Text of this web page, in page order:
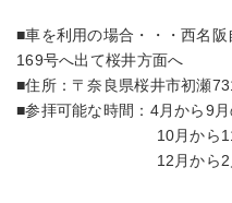
■車を利用の場合・・・西名
169号へ出て桜井方面へ
■住所：〒奈良県桜井市初瀬
■参拝可能な時間：4月から9
10月から11月と
12月から2月 9